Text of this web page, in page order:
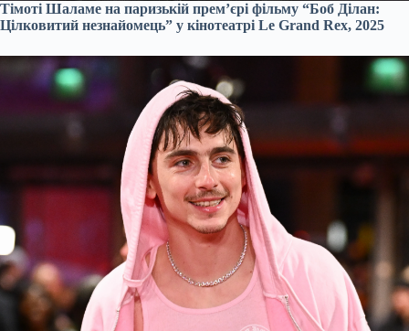
Тімоті Шаламе на паризькій прем’єрі фільму “Боб Ділан:
Цілковитий незнайомець” у кінотеатрі Le Grand Rex, 2025